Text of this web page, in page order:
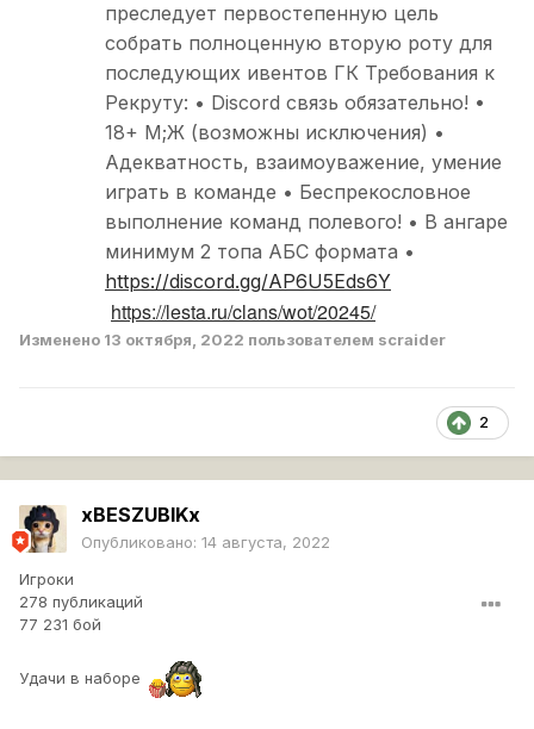
преследует первостепенную цель
собрать полноценную вторую роту для
последующих ивентов ГК Требования к
Рекруту: • Discord связь обязательно! •
18+ М;Ж (возможны исключения) •
Адекватность, взаимоуважение, умение
играть в команде • Беспрекословное
выполнение команд полевого! • В ангаре
минимум 2 топа АБС формата •
https://discord.gg/AP6U5Eds6Y
https://lesta.ru/clans/wot/20245/
Изменено 13 октября, 2022 пользователем scraider
2
xBESZUBIKx
Опубликовано: 14 августа, 2022
Игроки
278 публикаций
77 231 бой
Удачи в наборе